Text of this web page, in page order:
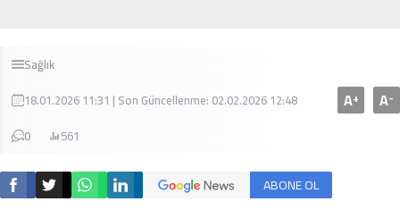
Sağlık
18.01.2026 11:31 | Son Güncellenme: 02.02.2026 12:48
0
561
A+ A-
ABONE OL